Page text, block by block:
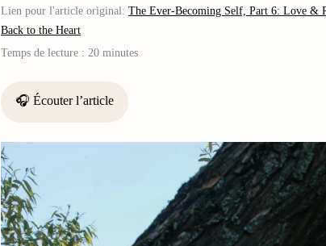
Lien pour l'article original: The Ever-Becoming Self, Part 6: Love &
Back to the Heart
Temps de lecture : 20 minutes
🎧 Écouter l’article